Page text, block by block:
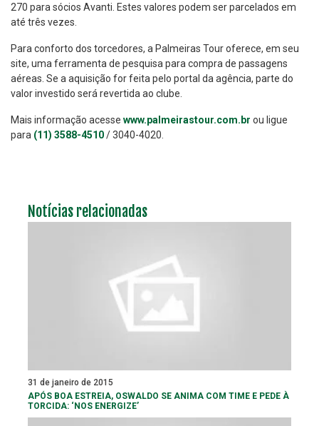
270 para sócios Avanti. Estes valores podem ser parcelados em
até três vezes.
Para conforto dos torcedores, a Palmeiras Tour oferece, em seu
site, uma ferramenta de pesquisa para compra de passagens
aéreas. Se a aquisição for feita pelo portal da agência, parte do
valor investido será revertida ao clube.
Mais informação acesse www.palmeirastour.com.br ou ligue
para (11) 3588-4510/ 3040-4020.
Notícias relacionadas
31 de janeiro de 2015
APÓS BOA ESTREIA, OSWALDO SE ANIMA COM TIME E PEDE À
TORCIDA: ‘NOS ENERGIZE’